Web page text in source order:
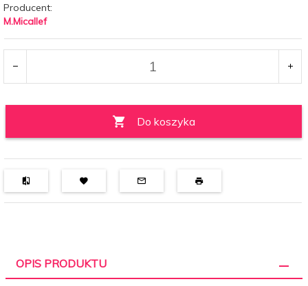
Producent:
M.Micallef
Do koszyka
OPIS PRODUKTU